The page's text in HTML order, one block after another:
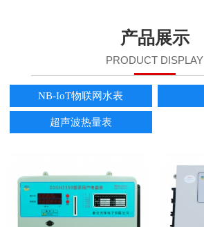
1
产品展示
PRODUCT DISPLAY
NB-IoT物联网水表
超声波热量表